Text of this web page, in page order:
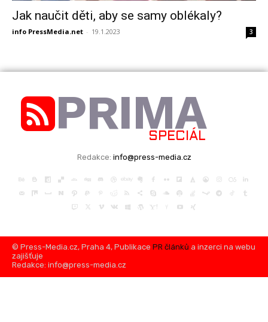
Jak naučit děti, aby se samy oblékaly?
info PressMedia.net - 19.1.2023 3
PRIMA
SPECIÁL
Redakce: info@press-media.cz
© Press-Media.cz, Praha 4, Publikace PR článků a inzerci na webu
zajišťuje
Redakce: info@press-media.cz